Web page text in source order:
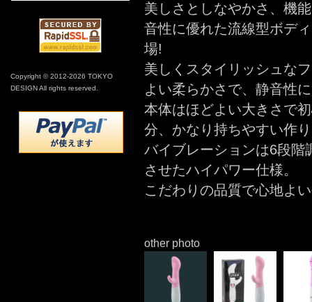
Copyright © 2012-2026 TOKYO
DESIGN All rights reserved.
美しさとしなやかさ、機
音性に優れた流線型ボデ
場!
美しくスタイリッシュな
よい柔らかさで、静音性
本体はほどよい大きさで
分、かなり持ちやすい作
バイブレーションは6段階
させたハイパワー仕様。
こだわりの品質で心地よ
other photo